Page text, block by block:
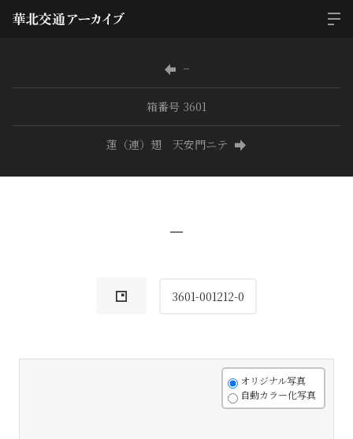
−
箱番号 3601
蓮（連）翅 天安門ニテ
−
3601-001212-0
オリジナル写真
自動カラー化写真